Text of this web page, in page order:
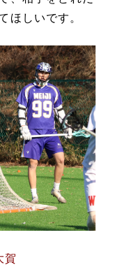
ほしいです。
賀